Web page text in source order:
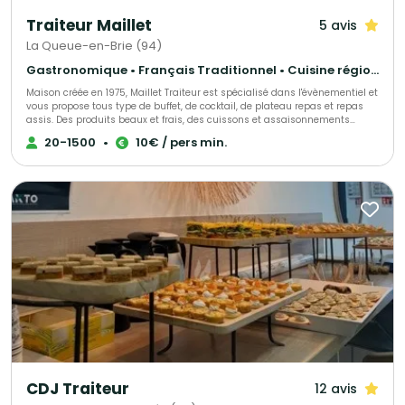
Traiteur Maillet 5 avis
La Queue-en-Brie (94)
Gastronomique • Français Traditionnel • Cuisine régionale
Maison créée en 1975, Maillet Traiteur est spécialisé dans l'évènementiel et
vous propose tous type de buffet, de cocktail, de plateau repas et repas
assis. Des produits beaux et frais, des cuissons et assaisonnements
adaptés, le tout fait maison par notre chef de cuisine expérimenté!
Recettes élégantes, parfois oubliées et souvent surprenantes, toujours
l'organisation de réception.
20-1500 • 10€ / pers min.
CDJ Traiteur 12 avis